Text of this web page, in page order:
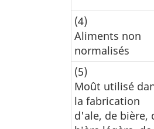
(4)
Aliments non
normalisés
(5)
Moût utilisé
la fabrication
d'ale, de bière,